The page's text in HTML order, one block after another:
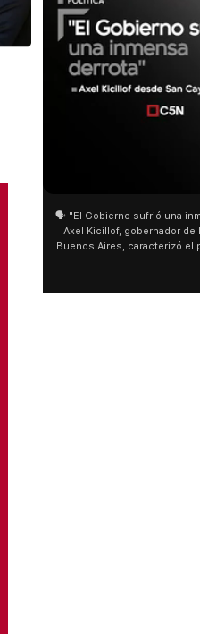
🗣️ "El Gobierno sufrió una inmensa
Axel Kicillof, gobernador de la
Buenos Aires, caracterizó el
como "una lista sábana con temas
y destacó "la movilización popular".